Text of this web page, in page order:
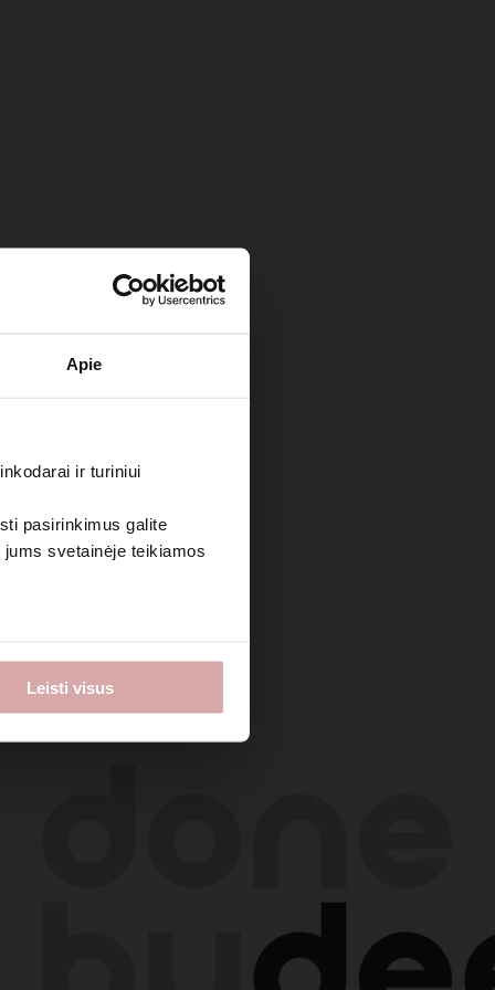
Apie
ir turiniui
pasirinkimus galite
svetainėje teikiamos
Leisti visus